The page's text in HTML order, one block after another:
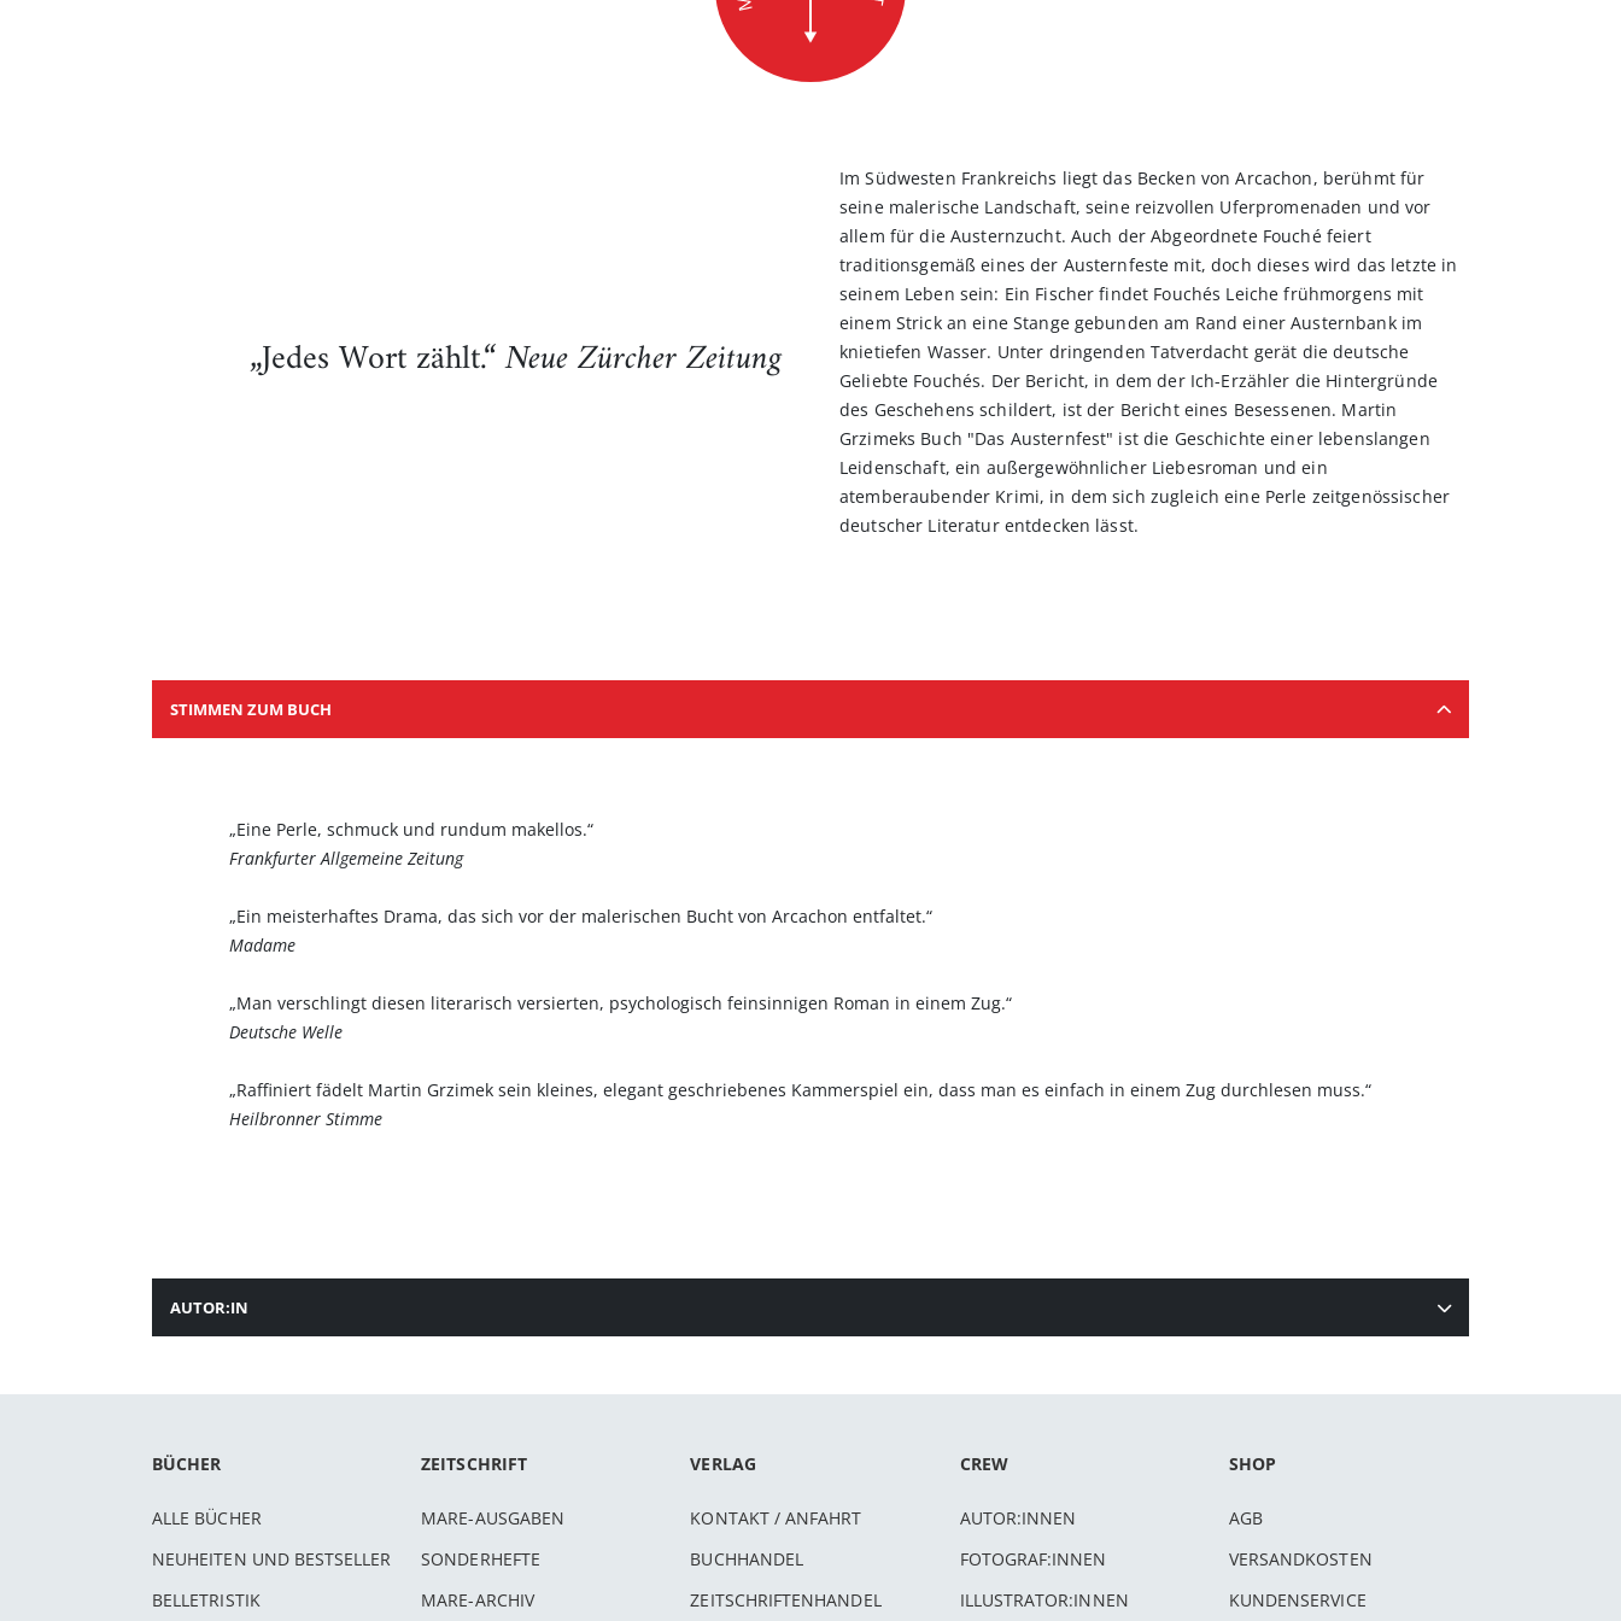
„Jedes Wort zählt.“Neue Zürcher Zeitung
Im Südwesten Frankreichs liegt das Becken von Arcachon, berühmt für
seine malerische Landschaft, seine reizvollen Uferpromenaden und vor
allem für die Austernzucht. Auch der Abgeordnete Fouché feiert
traditionsgemäß eines der Austernfeste mit, doch dieses wird das letzte in
seinem Leben sein: Ein Fischer findet Fouchés Leiche frühmorgens mit
einem Strick an eine Stange gebunden am Rand einer Austernbank im
knietiefen Wasser. Unter dringenden Tatverdacht gerät die deutsche
Geliebte Fouchés. Der Bericht, in dem der Ich-Erzähler die Hintergründe
des Geschehens schildert, ist der Bericht eines Besessenen. Martin
Grzimeks Buch "Das Austernfest" ist die Geschichte einer lebenslangen
Leidenschaft, ein außergewöhnlicher Liebesroman und ein
atemberaubender Krimi, in dem sich zugleich eine Perle zeitgenössischer
deutscher Literatur entdecken lässt.
STIMMEN ZUM BUCH
„Eine Perle, schmuck und rundum makellos.“
Frankfurter Allgemeine Zeitung
„Ein meisterhaftes Drama, das sich vor der malerischen Bucht von Arcachon entfaltet.“
Madame
„Man verschlingt diesen literarisch versierten, psychologisch feinsinnigen Roman in einem Zug.“
Deutsche Welle
„Raffiniert fädelt Martin Grzimek sein kleines, elegant geschriebenes Kammerspiel ein, dass man es einfach in einem Zug durchlesen muss.“
Heilbronner Stimme
AUTOR:IN
BÜCHER
ALLE BÜCHER
NEUHEITEN UND BESTSELLER
BELLETRISTIK
ZEITSCHRIFT
MARE-AUSGABEN
SONDERHEFTE
MARE-ARCHIV
VERLAG
KONTAKT / ANFAHRT
BUCHHANDEL
ZEITSCHRIFTENHANDEL
CREW
AUTOR:INNEN
FOTOGRAF:INNEN
ILLUSTRATOR:INNEN
SHOP
AGB
VERSANDKOSTEN
KUNDENSERVICE